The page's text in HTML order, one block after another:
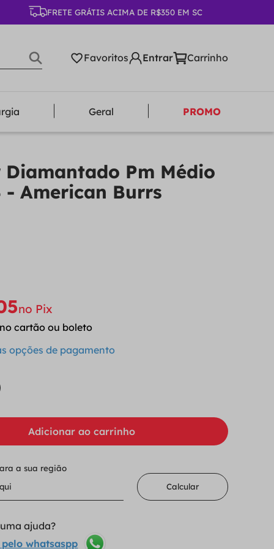
FRETE GRÁTIS ACIMA DE R$350 EM SC
Favoritos
Geral PROMO
Pm Médio
- American Burrs
no Pix
no cartão ou boleto
opções de pagamento
Adicionar ao carrinho
a sua região
Calcular
ajuda?
whatsaspp